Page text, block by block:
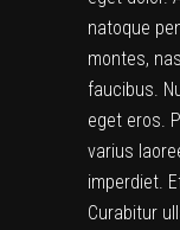
natoque
montes,
faucibus.
eget eros.
varius
imperdiet.
Curabitur